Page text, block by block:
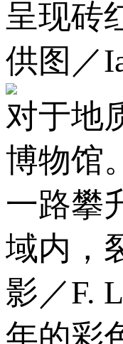
呈现砖
供图／
对于地
博物馆
一路攀
域内，
影／F.
年的彩